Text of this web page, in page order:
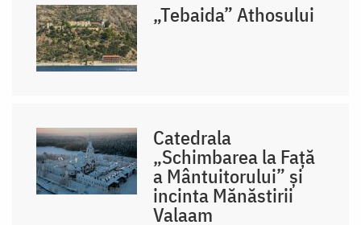
„Tebaida” Athosului
Catedrala
„Schimbarea la Față
a Mântuitorului” și
incinta Mănăstirii
Valaam